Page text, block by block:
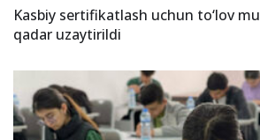
Kasbiy sertifikatlash uchun to‘lov
qadar uzaytirildi